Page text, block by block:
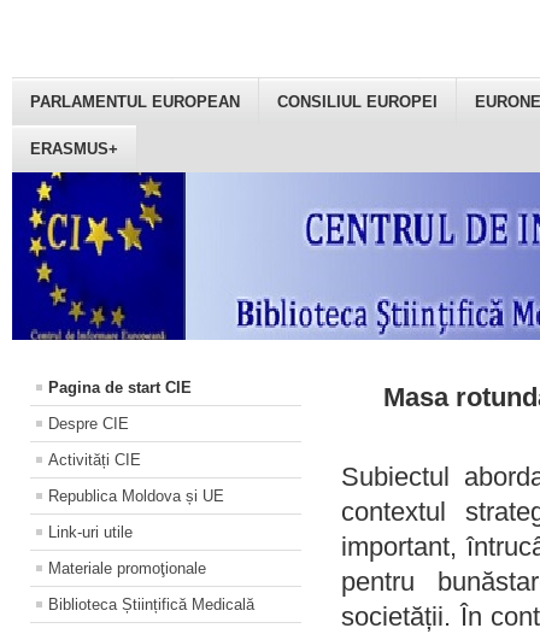
PARLAMENTUL EUROPEAN CONSILIUL EUROPEI
ERASMUS+
Pagina de start CIE
Despre CIE
Activități CIE
Republica Moldova și UE
Link-uri utile
Materiale promoţionale
Biblioteca Științifică Medicală
Masa
Subiectul
contextul
important,
pentru
societății. În